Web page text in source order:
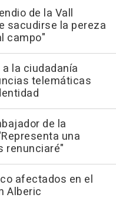
de la Vall
sacudirse la pereza
campo"
la ciudadanía
telemáticas
de la
una
renunciaré"
afectados en el
Alberic